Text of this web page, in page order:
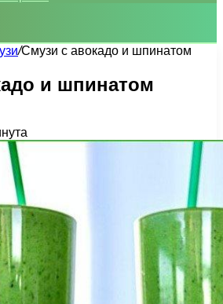
/Смузи с авокадо и шпинатом
и шпинатом